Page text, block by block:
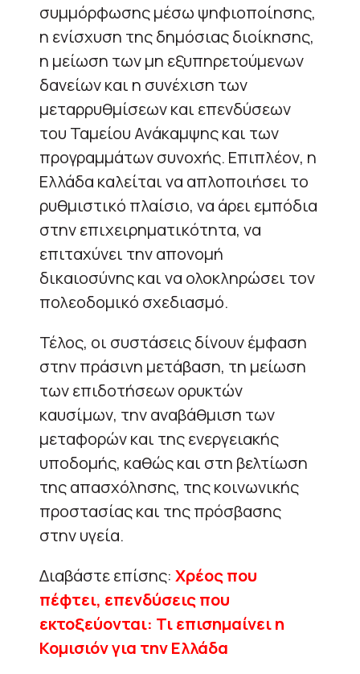
συμμόρφωσης μέσω ψηφιοποίησης,
η ενίσχυση της δημόσιας διοίκησης,
η μείωση των μη εξυπηρετούμενων
δανείων και η συνέχιση των
μεταρρυθμίσεων και επενδύσεων
του Ταμείου Ανάκαμψης και των
προγραμμάτων συνοχής. Επιπλέον, η
Ελλάδα καλείται να απλοποιήσει το
ρυθμιστικό πλαίσιο, να άρει εμπόδια
στην επιχειρηματικότητα, να
επιταχύνει την απονομή
δικαιοσύνης και να ολοκληρώσει τον
πολεοδομικό σχεδιασμό.
Τέλος, οι συστάσεις δίνουν έμφαση
στην πράσινη μετάβαση, τη μείωση
των επιδοτήσεων ορυκτών
καυσίμων, την αναβάθμιση των
μεταφορών και της ενεργειακής
υποδομής, καθώς και στη βελτίωση
της απασχόλησης, της κοινωνικής
προστασίας και της πρόσβασης
στην υγεία.
Διαβάστε επίσης: Χρέος που
πέφτει, επενδύσεις που
εκτοξεύονται: Τι επισημαίνει η
Κομισιόν για την Ελλάδα